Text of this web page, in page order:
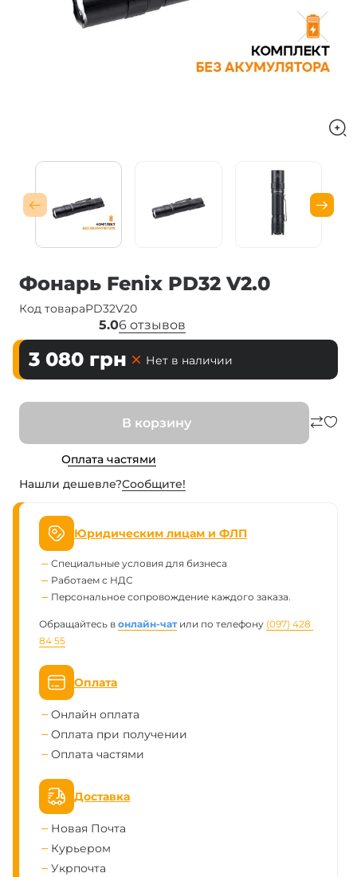
Фонарь Fenix PD32 V2.0
Код товараPD32V20
5.06 отзывов
3 080 грн Нет в наличии
В корзину
Оплата частями
Нашли дешевле?Сообщите!
Юридическим лицам и ФЛП
Специальные условия для бизнеса
Работаем с НДС
Персональное сопровождение каждого заказа.
Обращайтесь в онлайн-чатили по телефону (097) 428
84 55
Оплата
Онлайн оплата
Оплата при получении
Оплата частями
Доставка
Новая Почта
Курьером
Укрпочта